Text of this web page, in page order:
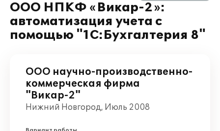
ООО НПКФ «Викар-2»:
автоматизация учета с
помощью "1С:Бухгалтерия 8"
ООО научно-производственно-
коммерческая фирма
"Викар-2"
Нижний Новгород, Июль 2008